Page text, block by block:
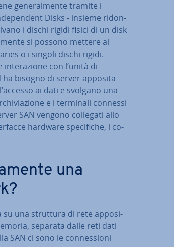
ge­ne­ral­men­te tramite i
Disks - insieme ri­don­
i dischi rigidi fisici di un disk
si possono mettere al
o i singoli dischi rigidi.
con l’unità di
ha bisogno di server ap­po­si­ta­
ai dati e svolgano una
e i terminali connessi
SAN vengono collegati allo
hardware spe­ci­fi­che, i co­
una
su una struttura di rete ap­po­si­
separata dalle reti dati
SAN ci sono le con­nes­sio­ni